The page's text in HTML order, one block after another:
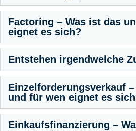
Factoring – Was ist das
eignet es sich?
Entstehen irgendwelche
Einzelforderungsverkauf
und für wen eignet es
Einkaufsfinanzierung –